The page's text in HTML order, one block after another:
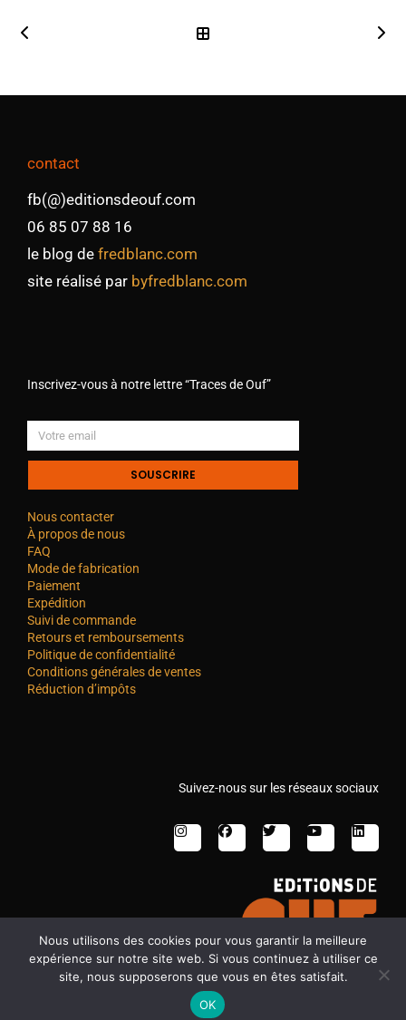
contact
fb(@)editionsdeouf.com
06 85 07 88 16
le blog de fredblanc.com
site réalisé par byfredblanc.com
Inscrivez-vous à notre lettre “Traces de Ouf”
SOUSCRIRE
Nous contacter
À propos de nous
FAQ
Mode de fabrication
Paiement
Expédition
Suivi de commande
Retours et remboursements
Politique de confidentialité
Conditions générales de ventes
Réduction d’impôts
Suivez-nous sur les réseaux sociaux
Nous utilisons des cookies pour vous garantir la meilleure
expérience sur notre site web. Si vous continuez à utiliser ce
site, nous supposerons que vous en êtes satisfait.
OK